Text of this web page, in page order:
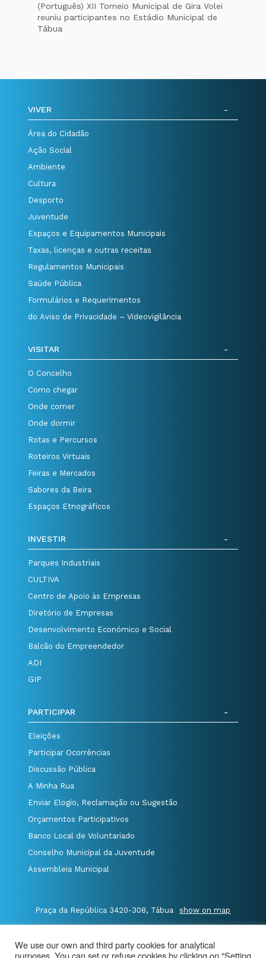
(Português) XII Torneio Municipal de Gira Volei
reuniu participantes no Estádio Municipal de
Tábua
VIVER
Área do Cidadão
Ação Social
Ambiente
Cultura
Desporto
Juventude
Espaços e Equipamentos Municipais
Taxas, licenças e outras receitas
Regulamentos Municipais
Saúde Pública
Formulários e Requerimentos
do Aviso de Privacidade – Videovigilância
VISITAR
O Concelho
Como chegar
Onde comer
Onde dormir
Rotas e Percursos
Roteiros Virtuais
Feiras e Mercados
Sabores da Beira
Espaços Etnográficos
INVESTIR
Parques Industriais
CULTIVA
Centro de Apoio às Empresas
Diretório de Empresas
Desenvolvimento Económico e Social
Balcão do Empreendedor
ADI
GIP
PARTICIPAR
Eleições
Participar Ocorrências
Discussão Pública
A Minha Rua
Enviar Elogio, Reclamação ou Sugestão
Orçamentos Participativos
Banco Local de Voluntariado
Conselho Municipal da Juventude
Assembleia Municipal
Praça da República 3420-308, Tábua show on map
E.geral@cm-tabua.pt
We use our own and third party cookies for analytical
purposes. You can set or refuse cookies by clicking on "Setting